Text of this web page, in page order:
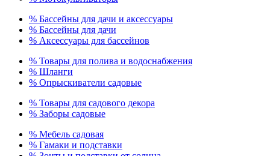
% Бассейны для дачи и аксессуары
% Бассейны для дачи
% Аксессуары для бассейнов
% Товары для полива и водоснабжения
% Шланги
% Опрыскиватели садовые
% Товары для садового декора
% Заборы садовые
% Мебель садовая
% Гамаки и подставки